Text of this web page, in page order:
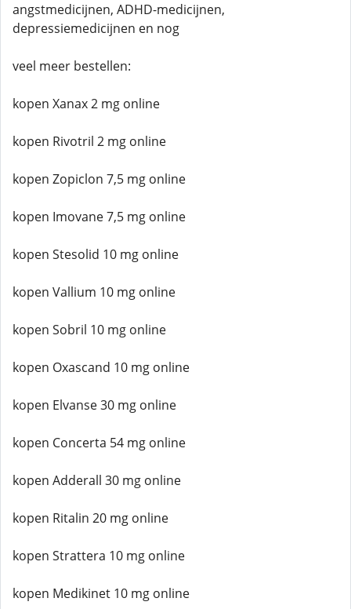
angstmedicijnen, ADHD-medicijnen,
depressiemedicijnen en nog
veel meer bestellen:
kopen Xanax 2 mg online
kopen Rivotril 2 mg online
kopen Zopiclon 7,5 mg online
kopen Imovane 7,5 mg online
kopen Stesolid 10 mg online
kopen Vallium 10 mg online
kopen Sobril 10 mg online
kopen Oxascand 10 mg online
kopen Elvanse 30 mg online
kopen Concerta 54 mg online
kopen Adderall 30 mg online
kopen Ritalin 20 mg online
kopen Strattera 10 mg online
kopen Medikinet 10 mg online